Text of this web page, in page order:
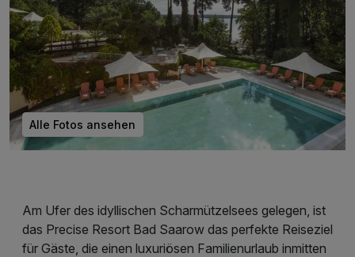
Alle Fotos ansehen
Am Ufer des idyllischen Scharmützelsees gelegen, ist
das Precise Resort Bad Saarow das perfekte Reiseziel
für Gäste, die einen luxuriösen Familienurlaub inmitten